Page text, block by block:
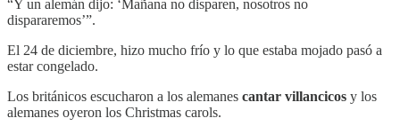
“Y un alemán dijo: ‘Mañana no disparen, nosotros no
dispararemos’”.
El 24 de diciembre, hizo mucho frío y lo que estaba mojado pasó a
estar congelado.
Los británicos escucharon a los alemanes cantar villancicos y los
alemanes oyeron los Christmas carols.